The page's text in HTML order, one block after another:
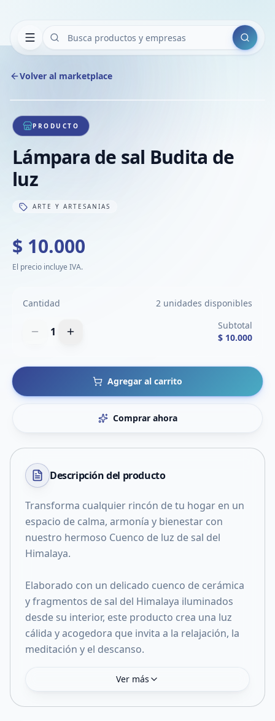
Buscar
Volver al marketplace
1/1
PRODUCTO
Lámpara de sal Budita de
luz
ARTE Y ARTESANIAS
$ 10.000
El precio incluye IVA.
Cantidad 2 unidades disponibles
1
Subtotal
$ 10.000
Agregar al carrito
Comprar ahora
Descripción del producto
Transforma cualquier rincón de tu hogar en un
espacio de calma, armonía y bienestar con
nuestro hermoso Cuenco de luz de sal del
Himalaya.
Elaborado con un delicado cuenco de cerámica
y fragmentos de sal del Himalaya iluminados
desde su interior, este producto crea una luz
cálida y acogedora que invita a la relajación, la
meditación y el descanso.
Ver más